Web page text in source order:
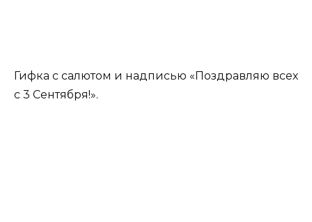
Гифка с салютом и надписью «Поздравляю всех
с 3 Сентября!».